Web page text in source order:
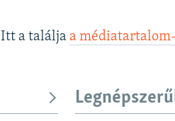
Itt a találja a